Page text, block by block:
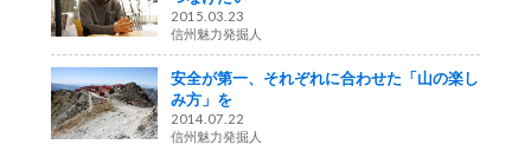
2015.03.23
信州魅力発掘人
安全が第一、それぞれに合わせた「山の楽し
み方」を
2014.07.22
信州魅力発掘人